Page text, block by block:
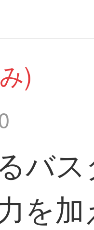
)
バ
を